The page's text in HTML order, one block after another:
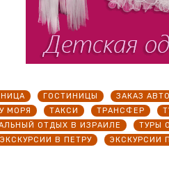
ГОСТИНИЦЫ ЗАКАЗ
МОРЯ ТАКСИ ТРАНСФЕР
ОТДЫХ В ИЗРАИЛЕ
ТУРЫ
ЭКСКУРСИИ В ПЕТРУ ЭКСКУРСИИ